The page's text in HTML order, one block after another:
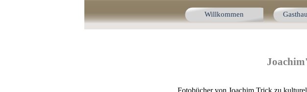
Willkommen
Fotobücher von Joachim Trick zu